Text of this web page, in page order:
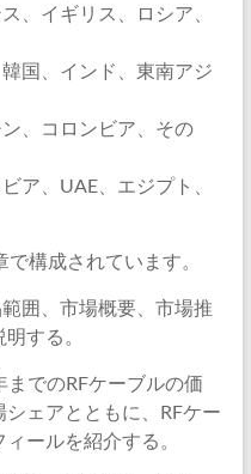
、イギリス、ロシア、
国、インド、東南アジ
、コロンビア、その
ア、UAE、エジプト、
構成されています。
囲、市場概要、市場推
する。
でのRFケーブルの価
ェアとともに、RFケー
ールを紹介する。